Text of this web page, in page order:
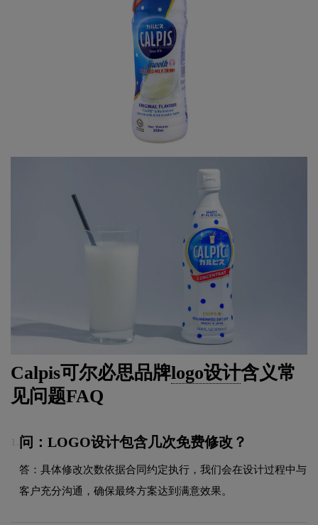
Calpis可尔必思品牌logo设计含义常
见问题FAQ
问：LOGO设计包含几次免费修改？
答：具体修改次数依据合同约定执行，我们会在设计过程中与
客户充分沟通，确保最终方案达到满意效果。